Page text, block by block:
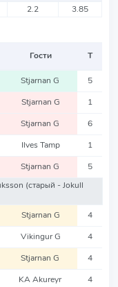
2.2 3.85
Гости Т
Stjarnan G 5
Stjarnan G 1
Stjarnan G 6
Ilves Tamp 1
Stjarnan G
5
(старый - Jokull
Stjarnan G 4
Vikingur G 4
Stjarnan G 4
KA Akureyr 4